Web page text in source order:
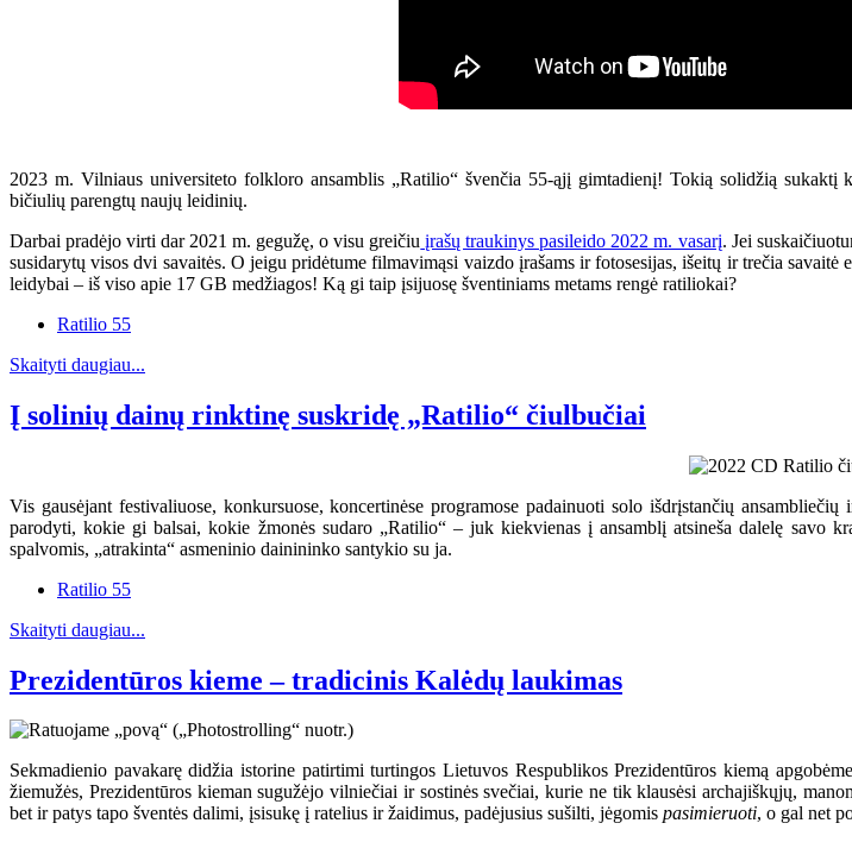
2023 m. Vilniaus universiteto folkloro ansamblis „Ratilio“ švenčia 55-ąjį gimtadienį! Tokią solidžią
bičiulių parengtų naujų leidinių.
Darbai pradėjo virti dar 2021 m. gegužę, o visu greičiu įrašų traukinys pasileido 2022 m. vasarį. Jei
susidarytų visos dvi savaitės. O jeigu pridėtume filmavimąsi vaizdo įrašams ir fotosesijas, išeitų ir trečia
leidybai – iš viso apie 17 GB medžiagos! Ką gi taip įsijuosę šventiniams metams rengė ratiliokai?
Ratilio 55
Skaityti daugiau...
Į solinių dainų rinktinę suskridę „Ratilio“ čiulbučiai
Vis gausėjant festivaliuose, konkursuose, koncertinėse programose padainuoti solo išdrįstančių
parodyti, kokie gi balsai, kokie žmonės sudaro „Ratilio“ – juk kiekvienas į ansamblį atsineša dalelę savo
spalvomis, „atrakinta“ asmeninio dainininko santykio su ja.
Ratilio 55
Skaityti daugiau...
Prezidentūros kieme – tradicinis Kalėdų laukimas
Sekmadienio pavakarę didžia istorine patirtimi turtingos Lietuvos Respublikos Prezidentūros kiemą
žiemužės, Prezidentūros kieman sugužėjo vilniečiai ir sostinės svečiai, kurie ne tik klausėsi archajiškųjų,
bet ir patys tapo šventės dalimi, įsisukę į ratelius ir žaidimus, padėjusius sušilti, jėgomis pasimieruoti, o gal net